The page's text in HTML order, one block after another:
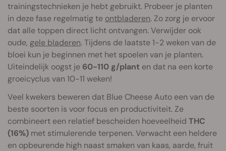
trainingstechnieken je hebt gebruikt. Probeer je planten
in deze fase regelmatig te ontbladeren. Zo zorg je ervoor
dat alle toppen direct licht ontvangen. Verwijder ook
oude, gele bladeren. Tijdens de laatste 1-2 weken van de
bloei kun je beginnen met het spoelen van je planten.
Uiteindelijk oogst je 60-110 g/plant en dat na een korte
groeicyclus van 10-11 weken!
Veel kwekers beweren dat Blue Cheese Auto een van de
beste soorten is voor focus en productiviteit. Ze
combineert een relatief bescheiden hoeveelheid THC
(16%) met stimulerende terpenen. Verwacht een heldere
en opbeurende high naast smaken van kaas, aarde, fruit